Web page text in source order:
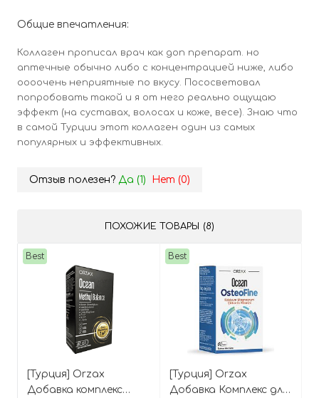
Общие впечатления:
Коллаген прописал врач как доп препарат. но
аптечные обычно либо с концентрацией ниже, либо
оооочень неприятные по вкусу. Пососветовал
попробовать такой и я от него реально ощущаю
эффект (на суставах, волосах и коже, весе). Знаю что
в самой Турции этот коллаген один из самых
популярных и эффективных.
Отзыв полезен? Да (1) Нет (0)
ПОХОЖИЕ ТОВАРЫ (8)
Best
[Турция] Orzax
Добавка комплекс
Best
[Турция] Orzax
Добавка Комплекс для